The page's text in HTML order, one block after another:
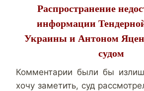
Распространение
информации
Украины и Антоном
судом
Комментарии были бы
хочу заметить, суд